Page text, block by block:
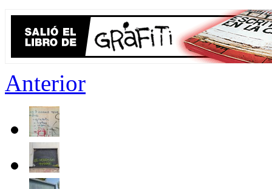
Anterior